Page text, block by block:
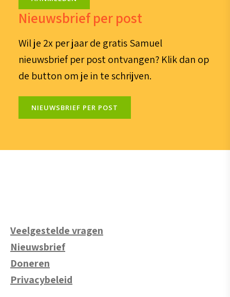
Nieuwsbrief per post
Wil je 2x per jaar de gratis Samuel
nieuwsbrief per post ontvangen? Klik dan op
de button om je in te schrijven.
NIEUWSBRIEF PER POST
Veelgestelde vragen
Nieuwsbrief
Doneren
Privacybeleid